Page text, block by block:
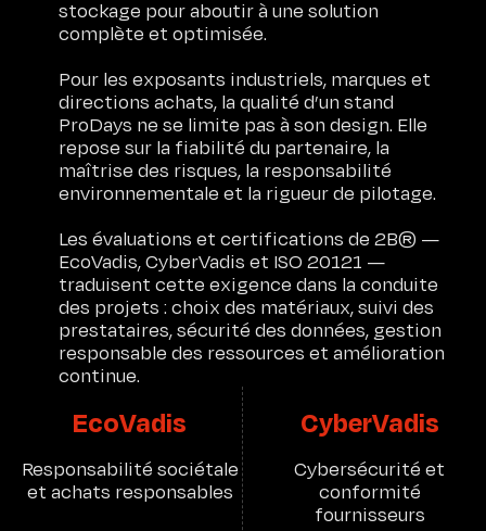
Recrutement
Glossaire
LINKEDIN
INSTAGRAM
stockage pour aboutir à une solution
complète et optimisée.
Pour les exposants industriels, marques et
directions achats, la qualité d’un stand
ProDays ne se limite pas à son design. Elle
repose sur la fiabilité du partenaire, la
maîtrise des risques, la responsabilité
environnementale et la rigueur de pilotage.
Les évaluations et certifications de 2B® —
EcoVadis, CyberVadis et ISO 20121 —
traduisent cette exigence dans la conduite
des projets : choix des matériaux, suivi des
prestataires, sécurité des données, gestion
responsable des ressources et amélioration
continue.
EcoVadis
Responsabilité sociétale
et achats responsables
CyberVadis
Cybersécurité et
conformité
fournisseurs